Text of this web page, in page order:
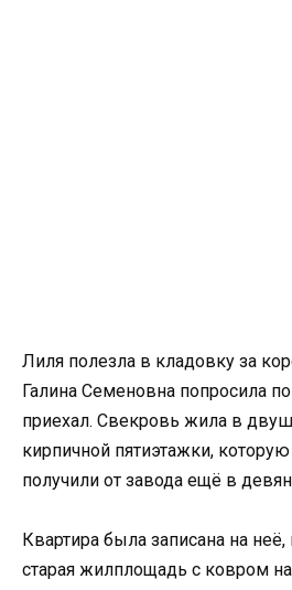
Лиля полезла в кладовку за
Галина Семеновна попросила
приехал. Свекровь жила в
кирпичной пятиэтажки,
получили от завода ещё в
Квартира была записана на
старая жилплощадь с ковром